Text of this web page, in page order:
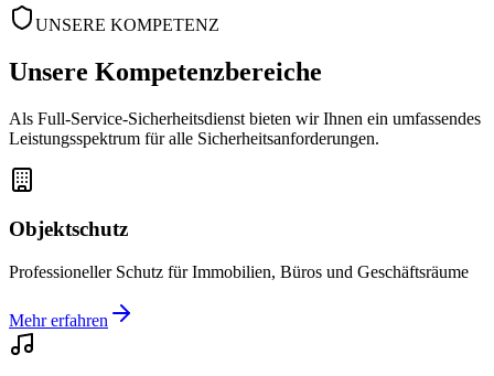
UNSERE KOMPETENZ
Unsere Kompetenzbereiche
Als Full-Service-Sicherheitsdienst bieten wir Ihnen ein umfassendes
Leistungsspektrum für alle Sicherheitsanforderungen.
Objektschutz
Professioneller Schutz für Immobilien, Büros und Geschäftsräume
Mehr erfahren